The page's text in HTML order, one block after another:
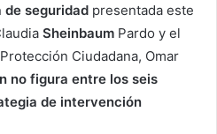
seguridad presentada este
Sheinbaum Pardo y el
Ciudadana, Omar
no figura entre los seis
de intervención